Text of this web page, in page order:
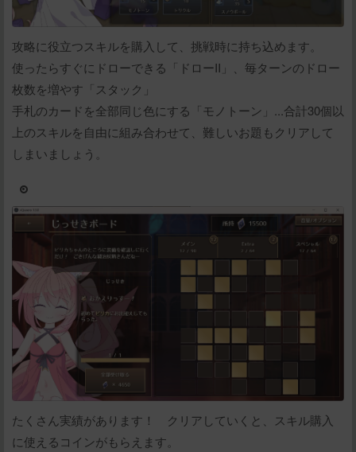
攻略に役立つスキルを購入して、挑戦時に持ち込めます。
使ったらすぐにドローできる「ドローII」、毎ターンのドロー
枚数を増やす「スタック」
手札のカードを全部同じ色にする「モノトーン」...合計30個以
上のスキルを自由に組み合わせて、難しいお題もクリアして
しまいましょう。
たくさん実績があります！ クリアしていくと、スキル購入
に使えるコインがもらえます。